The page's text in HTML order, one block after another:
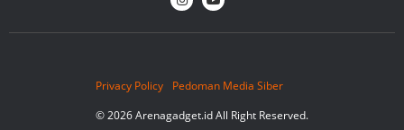
Privacy Policy
Pedoman Media Siber
© 2026 Arenagadget.id All Right Reserved.